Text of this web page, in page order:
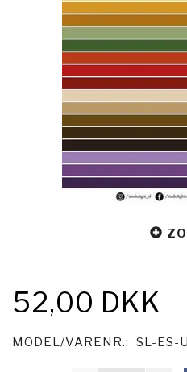
52,00 DKK
MODEL/VARENR.: SL-ES-